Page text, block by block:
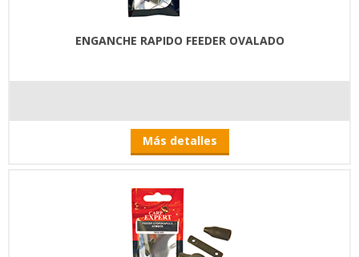
ENGANCHE RAPIDO FEEDER OVALADO
Más detalles